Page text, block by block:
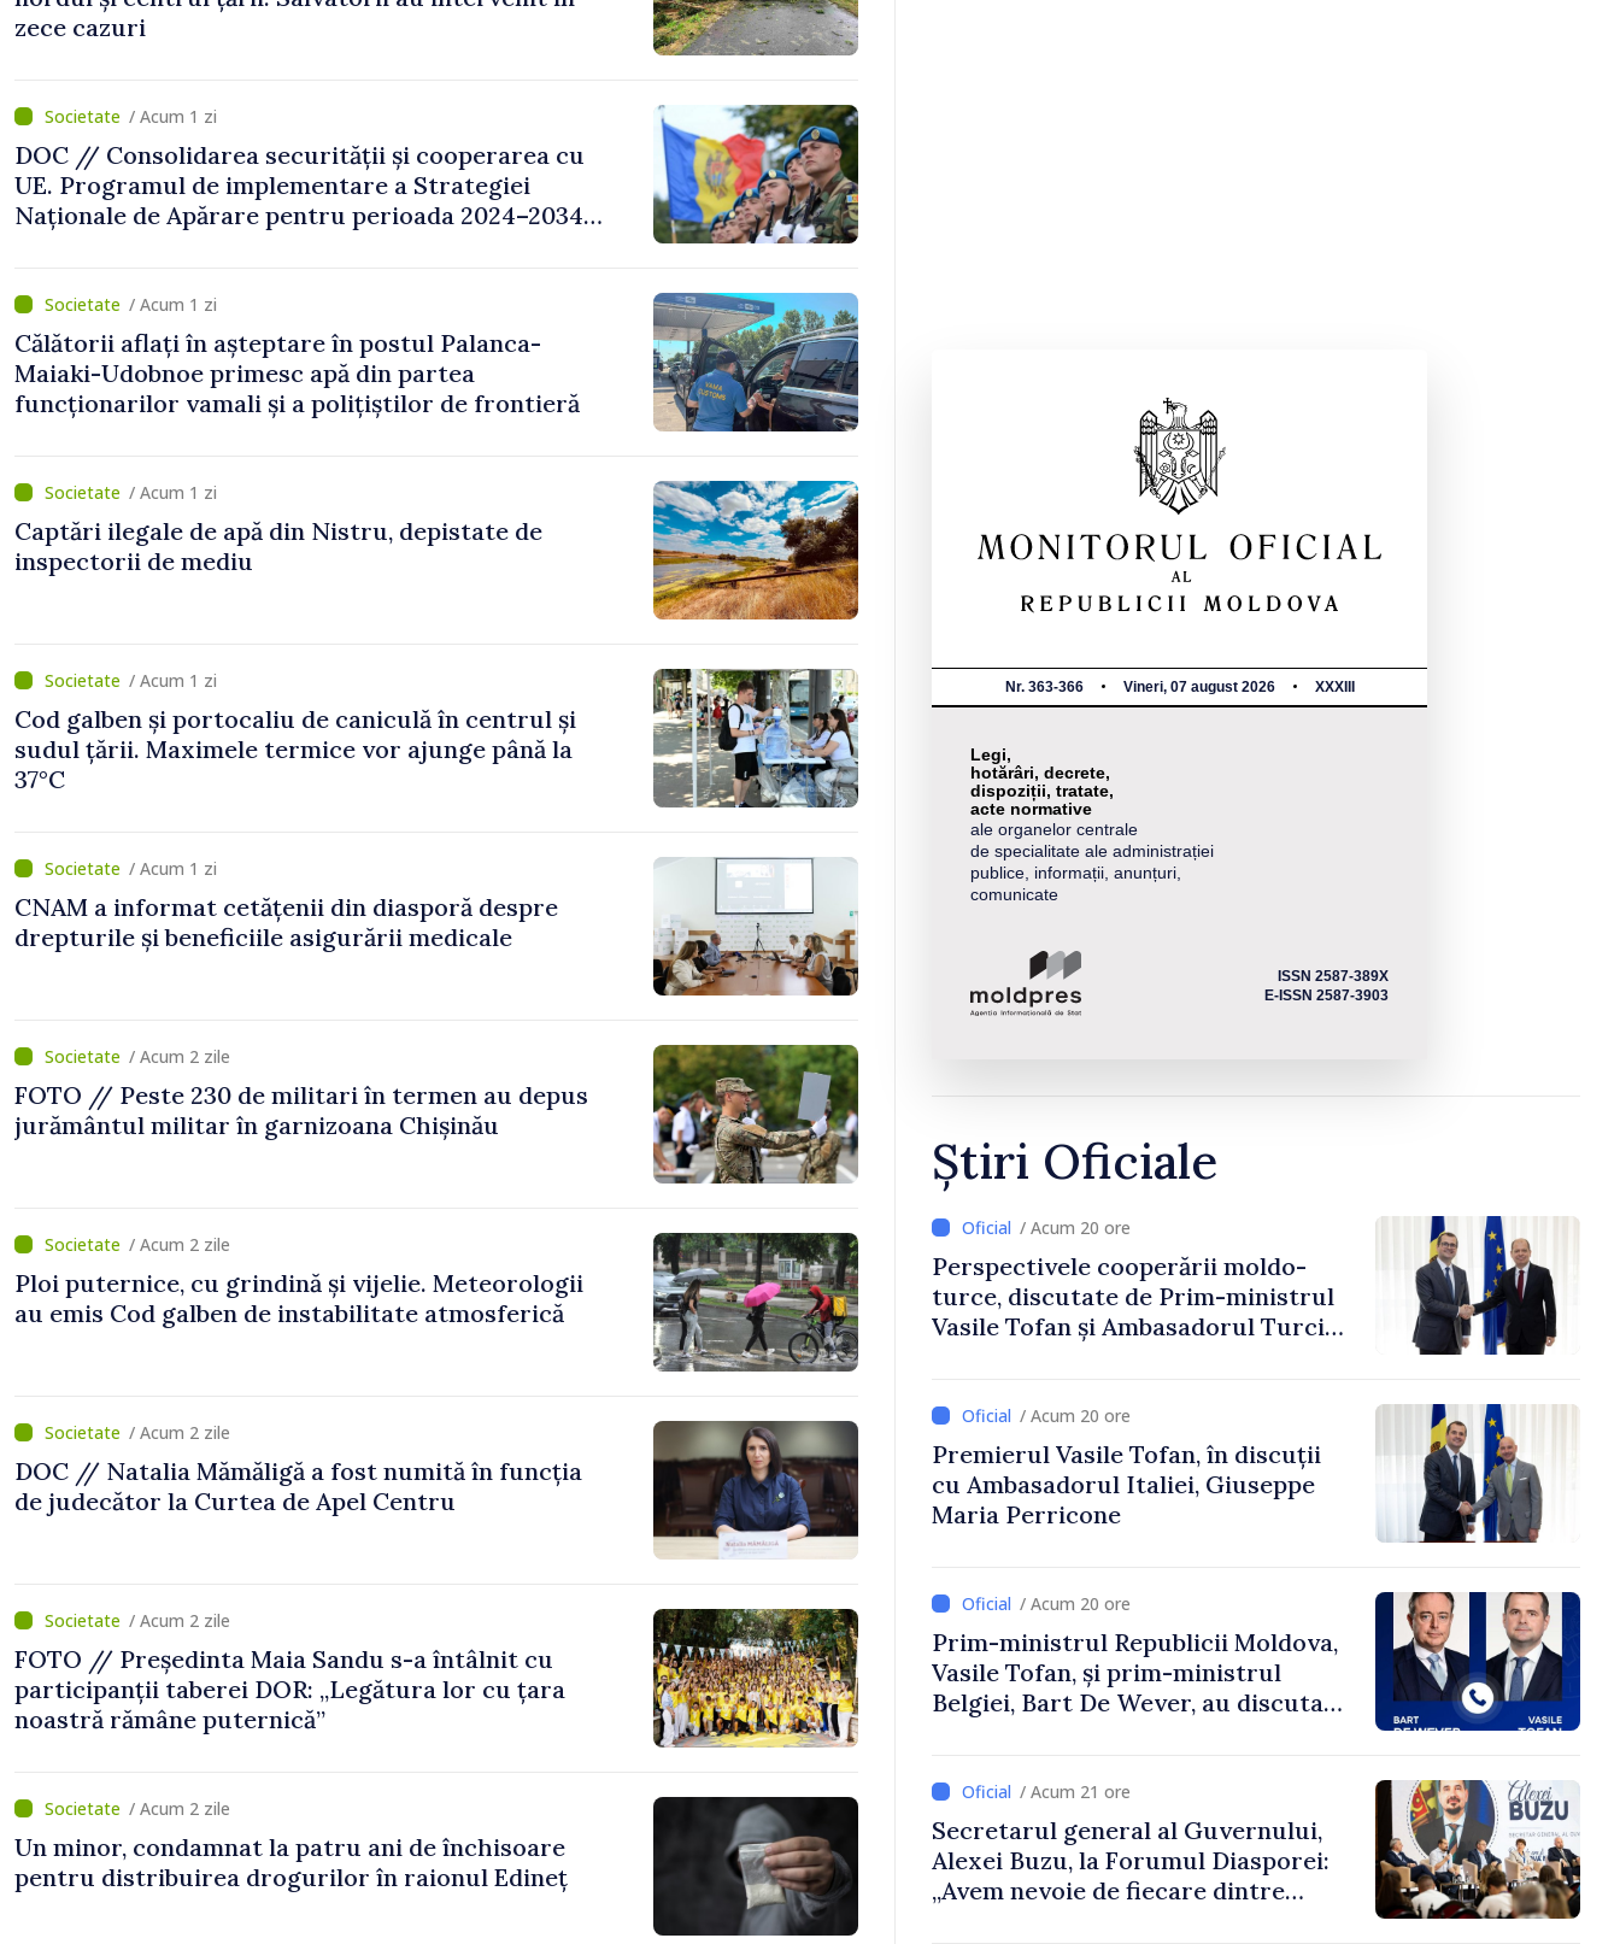
zece cazuri
/ Acum 1 zi
DOC // Consolidarea securității și cooperarea cu
UE. Programul de implementare a Strategiei
Naționale de Apărare pentru perioada 2024–2034,
/ Acum 1 zi
Călătorii aflați în așteptare în postul Palanca-
Maiaki-Udobnoe primesc apă din partea
funcționarilor vamali și a polițiștilor de frontieră
/ Acum 1 zi
Captări ilegale de apă din Nistru, depistate de
inspectorii de mediu
/ Acum 1 zi
Cod galben și portocaliu de caniculă în centrul și
sudul țării. Maximele termice vor ajunge până la
37°C
/ Acum 1 zi
CNAM a informat cetățenii din diasporă despre
drepturile și beneficiile asigurării medicale
/ Acum 2 zile
FOTO // Peste 230 de militari în termen au depus
jurământul militar în garnizoana Chișinău
/ Acum 2 zile
Ploi puternice, cu grindină și vijelie. Meteorologii
au emis Cod galben de instabilitate atmosferică
/ Acum 2 zile
DOC // Natalia Mămăligă a fost numită în funcția
de judecător la Curtea de Apel Centru
/ Acum 2 zile
FOTO // Președinta Maia Sandu s-a întâlnit cu
participanții taberei DOR: „Legătura lor cu țara
noastră rămâne puternică”
/ Acum 2 zile
Un minor, condamnat la patru ani de închisoare
pentru distribuirea drogurilor în raionul Edineț
Nr. 363-366 Vineri, 07 august 2026 XXXIII
Legi,
hotărâri, decrete,
dispoziții, tratate,
acte normative
ale organelor centrale
de specialitate ale administrației
publice, informații, anunțuri,
comunicate
ISSN 2587-389X
E-ISSN 2587-3903
Știri Oficiale
/ Acum 20 ore
Perspectivele cooperării moldo-
turce, discutate de Prim-ministrul
Vasile Tofan și Ambasadorul Turciei,
/ Acum 20 ore
Premierul Vasile Tofan, în discuții
cu Ambasadorul Italiei, Giuseppe
Maria Perricone
/ Acum 20 ore
Prim-ministrul Republicii Moldova,
Vasile Tofan, și prim-ministrul
Belgiei, Bart De Wever, au discutat
/ Acum 21 ore
Secretarul general al Guvernului,
Alexei Buzu, la Forumul Diasporei:
„Avem nevoie de fiecare dintre